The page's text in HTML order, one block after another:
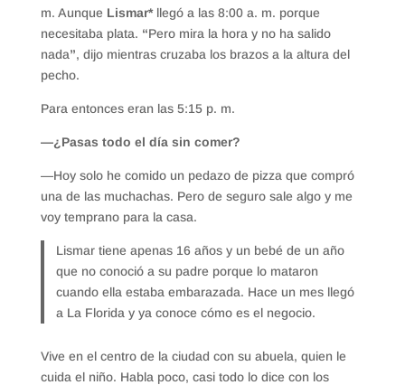
m. Aunque Lismar*llegó a las 8:00 a. m. porque
necesitaba plata. “Pero mira la hora y no ha salido
nada”, dijo mientras cruzaba los brazos a la altura del
pecho.
Para entonces eran las 5:15 p. m.
—¿Pasas todo el día sin comer?
—Hoy solo he comido un pedazo de pizza que compró
una de las muchachas. Pero de seguro sale algo y me
voy temprano para la casa.
Lismar tiene apenas 16 años y un bebé de un año
que no conoció a su padre porque lo mataron
cuando ella estaba embarazada. Hace un mes llegó
a La Florida y ya conoce cómo es el negocio.
Vive en el centro de la ciudad con su abuela, quien le
cuida el niño. Habla poco, casi todo lo dice con los